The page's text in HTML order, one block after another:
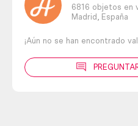
6816 objetos en
Madrid,
España
¡Aún no se han encontrado